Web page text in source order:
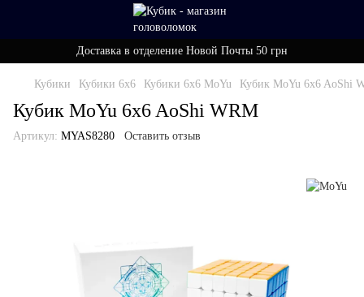
Доставка в отделение Новой Почты 50 грн
Кубики Кубики 6x6 Кубики 6x6 MoYu Кубик MoYu 6x6 AoShi
Кубик MoYu 6x6 AoShi WRM
Артикул: MYAS8280 Оставить отзыв